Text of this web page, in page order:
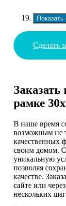
Сделать
рамке
В наше время
возможным не
качественных
своим домом.
уникальную
позволяя
качестве.
сайте или
нескольких